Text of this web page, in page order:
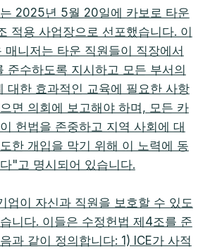
는 2025년 5월 20일에 카보로 타운
적용 사업장으로 선포했습니다. 이
매니저는 타운 직원들이 직장에서
준수하도록 지시하고 모든 부서의
대한 효과적인 교육에 필요한 사항
면 의회에 보고해야 하며, 모든 카
헌법을 존중하고 지역 사회에 대
한 개입을 막기 위해 이 노력에 동
"고 명시되어 있습니다.
업이 자신과 직원을 보호할 수 있도
니다. 이들은 수정헌법 제4조를 준
과 같이 정의합니다: 1) ICE가 사적